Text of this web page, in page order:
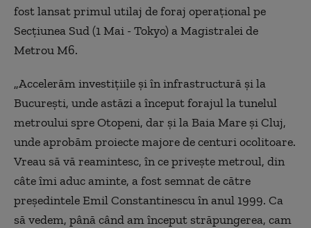
fost lansat primul utilaj de foraj operaţional pe
Secţiunea Sud (1 Mai - Tokyo) a Magistralei de
Metrou M6.
„Accelerăm investiţiile şi în infrastructură şi la
Bucureşti, unde astăzi a început forajul la tunelul
metroului spre Otopeni, dar şi la Baia Mare şi Cluj,
unde aprobăm proiecte majore de centuri ocolitoare.
Vreau să vă reamintesc, în ce priveşte metroul, din
câte îmi aduc aminte, a fost semnat de către
preşedintele Emil Constantinescu în anul 1999. Ca
să vedem, până când am început străpungerea, cam